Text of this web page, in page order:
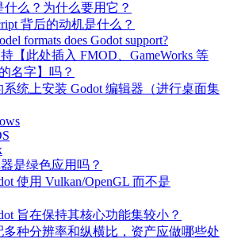
什么？为什么要用它？
背后的动机是什么？
formats does Godot support?
【此处插入 FMOD、GameWorks 等
名字】吗？
统上安装 Godot 编辑器（进行桌面集
是绿色应用吗？
使用 Vulkan/OpenGL 而不是
旨在保持其核心功能集较小？
多种分辨率和纵横比，资产应做哪些处